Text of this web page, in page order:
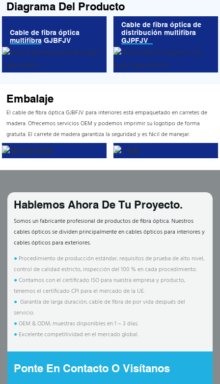
Diagrama Del Producto
Cable de fibra óptica
multifibra GJBFJV
Cable de fibra óptica de
distribución multifibra
GJPFJV
Embalaje
El cable de fibra óptica GJBFJV para interiores está empaquetado en carretes de
madera. Ofrecemos servicios OEM y podemos imprimir su logotipo de forma
gratuita. El carrete de madera garantiza la seguridad y es fácil de manejar.
Hablemos Ahora De Tu Proyecto.
Somos un fabricante profesional de productos de fibra óptica. Nuestros
cables ópticos se dividen principalmente en cables ópticos para interiores y
cables ópticos para exteriores.
● Procedimiento de producción estándar, requisitos de prueba de alto nivel,
control de calidad estricto, inspección del 100 % en cada procedimiento.
●Contamos con el certificado ISO para nuestra empresa y producto,
tenemos el certificado CPI para el mercado de la UE.
● Garantía de larga duración, cable de fibra de por vida después del
servicio.
●OEM & ODM, muestras disponibles en 1 ~ 3 días.
● Excelente competitividad en el mercado global.
Ponte En Contacto O Visítanos